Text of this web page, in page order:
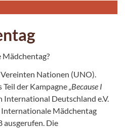
Nationen (UNO).
der Kampagne„Because I
International Deutschland e.V.
Mädchentag
ausgerufen. Die